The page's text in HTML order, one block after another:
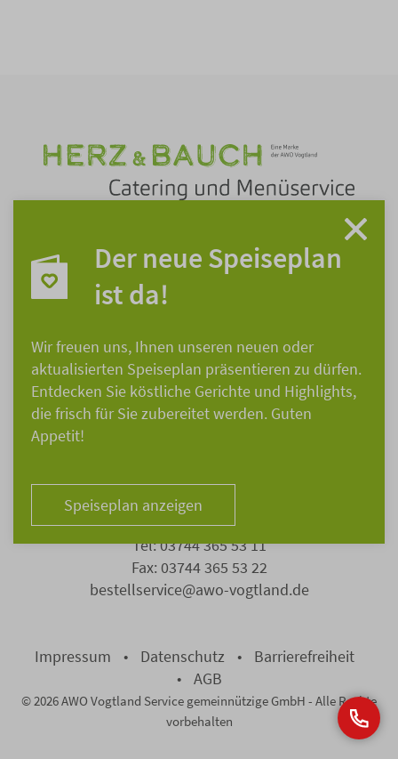
Bei Herz
Der neue Speiseplan
ist da!
Wir freuen uns, Ihnen unseren neuen oder
aktualisierten Speiseplan präsentieren zu dürfen.
Entdecken Sie köstliche Gerichte und Highlights,
die frisch für Sie zubereitet werden. Guten
Appetit!
Speiseplan anzeigen
AWO Vogtland Service gemeinnützige GmbH
Eisenbahnstraße 5
Bestellcenter
Tel: 03744 365 53 11
Fax: 03744 365 53 22
bestellservice@awo-vogtland.de
Impressum Datenschutz
Barrierefreiheit
AGB
© 2026 AWO Vogtland Service gemeinnützige GmbH - Alle Rechte
vorbehalten